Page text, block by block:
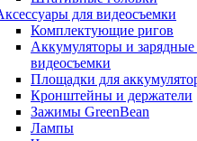
для видеосъемки
Комплектующие ригов
Аккумуляторы и зарядные
видеосъемки
Площадки для
Кронштейны и держатели
Зажимы GreenBean
Лампы